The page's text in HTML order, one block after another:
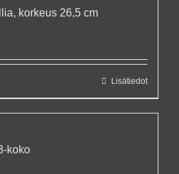
korkeus 26,5 cm
Lisätiedot
koko